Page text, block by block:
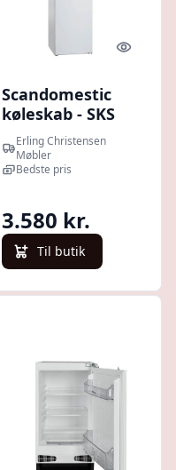
Quick
Scandomestic
køleskab - SKS
346 W : Erling
Christensen
Møbler
Erling Christensen
Møbler
Bedste pris
3.580 kr.
Til butik